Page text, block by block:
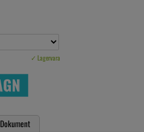
✓ Lagervara
Dokument